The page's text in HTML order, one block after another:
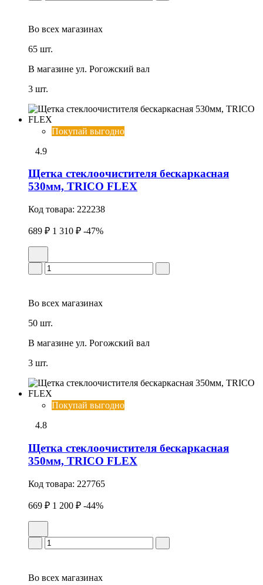
Во всех магазинах
65 шт.
В магазине ул. Рогожский вал
3 шт.
Покупай выгодно
4.9
Щетка стеклоочистителя бескаркасная
530мм, TRICO FLEX
Код товара: 222238
689 ₽ 1 310 ₽ -47%
Во всех магазинах
50 шт.
В магазине ул. Рогожский вал
3 шт.
Покупай выгодно
4.8
Щетка стеклоочистителя бескаркасная
350мм, TRICO FLEX
Код товара: 227765
669 ₽ 1 200 ₽ -44%
Во всех магазинах